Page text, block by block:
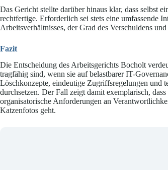
Das Gericht stellte darüber hinaus klar, dass selbst
rechtfertige. Erforderlich sei stets eine umfassende
Arbeitsverhältnisses, der Grad des Verschuldens
Fazit
Die Entscheidung des Arbeitsgerichts Bocholt
tragfähig sind, wenn sie auf belastbarer IT-
Löschkonzepte, eindeutige Zugriffsregelungen und
durchsetzen. Der Fall zeigt damit exemplarisch,
organisatorische Anforderungen an
Katzenfotos geht.